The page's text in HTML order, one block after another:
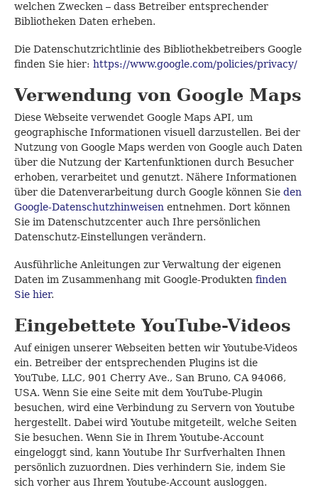
welchen Zwecken – dass Betreiber entsprechender
Bibliotheken Daten erheben.
Die Datenschutzrichtlinie des Bibliothekbetreibers Google
finden Sie hier: https://www.google.com/policies/privacy/
Verwendung von Google Maps
Diese Webseite verwendet Google Maps API, um
geographische Informationen visuell darzustellen. Bei der
Nutzung von Google Maps werden von Google auch Daten
über die Nutzung der Kartenfunktionen durch Besucher
erhoben, verarbeitet und genutzt. Nähere Informationen
über die Datenverarbeitung durch Google können Sie den
Google-Datenschutzhinweisen entnehmen. Dort können
Sie im Datenschutzcenter auch Ihre persönlichen
Datenschutz-Einstellungen verändern.
Ausführliche Anleitungen zur Verwaltung der eigenen
Daten im Zusammenhang mit Google-Produkten finden
Sie hier.
Eingebettete YouTube-Videos
Auf einigen unserer Webseiten betten wir Youtube-Videos
ein. Betreiber der entsprechenden Plugins ist die
YouTube, LLC, 901 Cherry Ave., San Bruno, CA 94066,
USA. Wenn Sie eine Seite mit dem YouTube-Plugin
besuchen, wird eine Verbindung zu Servern von Youtube
hergestellt. Dabei wird Youtube mitgeteilt, welche Seiten
Sie besuchen. Wenn Sie in Ihrem Youtube-Account
eingeloggt sind, kann Youtube Ihr Surfverhalten Ihnen
persönlich zuzuordnen. Dies verhindern Sie, indem Sie
sich vorher aus Ihrem Youtube-Account ausloggen.